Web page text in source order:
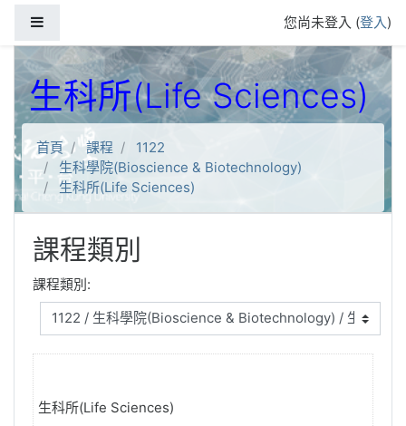
您尚未登入 (登入)
生科所(Life Sciences)
首頁 課程
1122
生科學院(Bioscience & Biotechnology)
生科所(Life Sciences)
課程類別
課程類別:
生科所(Life Sciences)